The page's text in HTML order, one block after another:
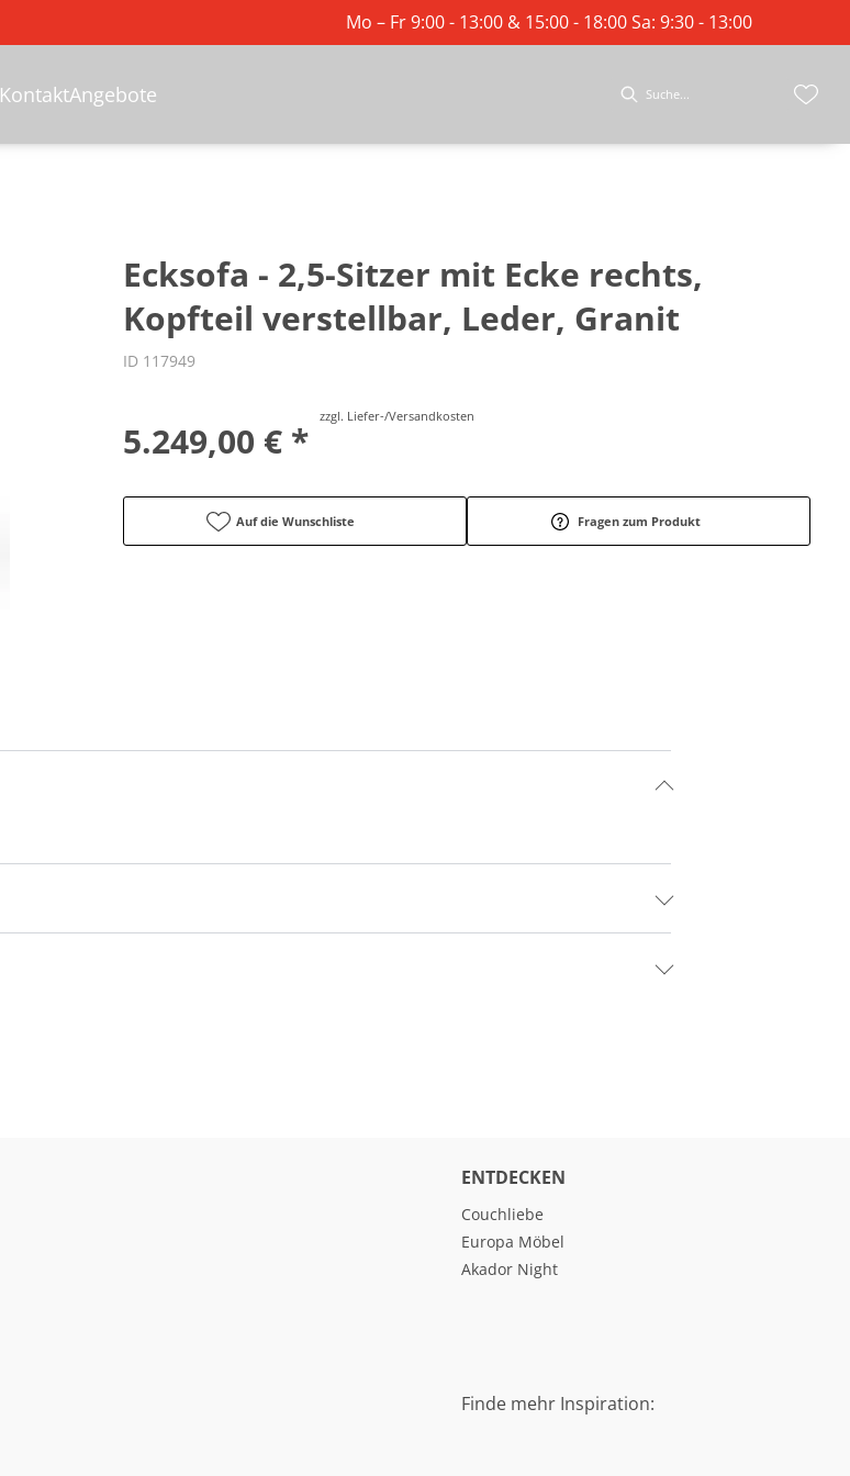
Mo – Fr 9:00 - 13:00 & 15:00 - 18:00 Sa: 9:30 - 13:00
KontaktAngebote
Ecksofa - 2,5-Sitzer mit Ecke rechts,
Kopfteil verstellbar, Leder, Granit
ID 117949
5.249,00 € *
zzgl. Liefer-/Versandkosten
Auf die Wunschliste Fragen zum Produkt
ENTDECKEN
Couchliebe
Europa Möbel
Akador Night
Finde mehr Inspiration: